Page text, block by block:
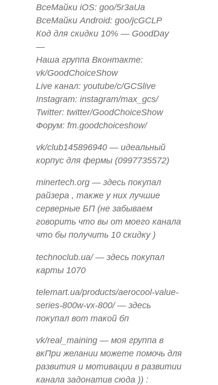
ВсеМайки iOS: goo/5r3aUa
ВсеМайки Android: goo/jcGCLP
Код для скидки 10% — GoodDay
—
Наша группа Вконтакте:
vk/GoodChoiceShow
Live канал: youtube/c/GCSlive
Instagram: instagram/max_gcs/
Twitter: twitter/GoodChoiceShow
Форум: fm.goodchoiceshow/
vk/club145896940 — идеальный
корпус для фермы (0997735572)
minertech.org — здесь покупал
райзера , также у них лучшие
серверные БП (не забываем
говорить что вы от моего канала
что бы получить 10 скидку )
technoclub.ua/ — здесь покупал
карты 1070
telemart.ua/products/aerocool-value-
series-800w-vx-800/ — здесь
покупал вот такой бп
vk/real_maining — моя группа в
вкПри желании можете помочь для
развития и мотивации в развитии
канала задонатив сюда )) :